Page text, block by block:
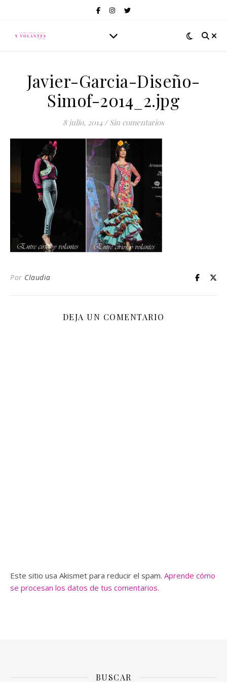
Javier-Garcia-Diseño-
Simof-2014_2.jpg
8 julio, 2014 / Sin comentarios
Por Claudia
DEJA UN COMENTARIO
Este sitio usa Akismet para reducir el spam. Aprende cómo
se procesan los datos de tus comentarios.
BUSCAR